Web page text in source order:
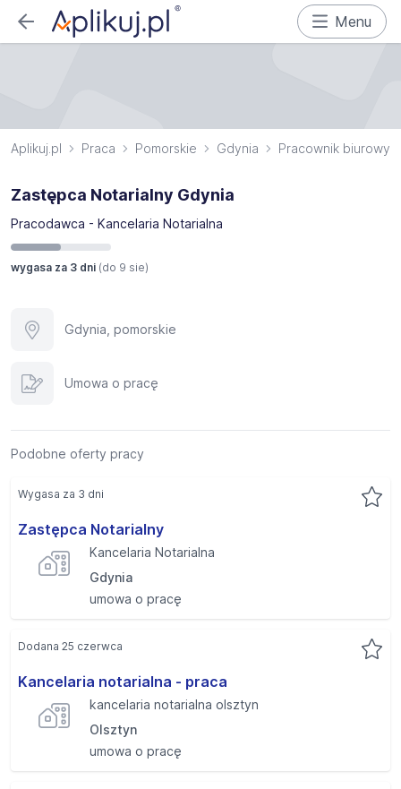
Menu
Aplikuj.pl Praca Pomorskie Gdynia Pracownik biurowy
Zastępca Notarialny Gdynia
Pracodawca - Kancelaria Notarialna
wygasa za 3 dni (do 9 sie)
Gdynia, pomorskie
Umowa o pracę
Podobne oferty pracy
Zastępca Notarialny
Kancelaria Notarialna
Gdynia
umowa o pracę
Wygasa za 3 dni
Kancelaria notarialna - praca
kancelaria notarialna olsztyn
Olsztyn
umowa o pracę
Dodana 25 czerwca